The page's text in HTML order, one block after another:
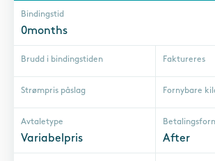
Bindingstid
0months
Brudd i bindingstiden Faktureres
Strømpris påslag Fornybare
Avtaletype
Variabelpris After